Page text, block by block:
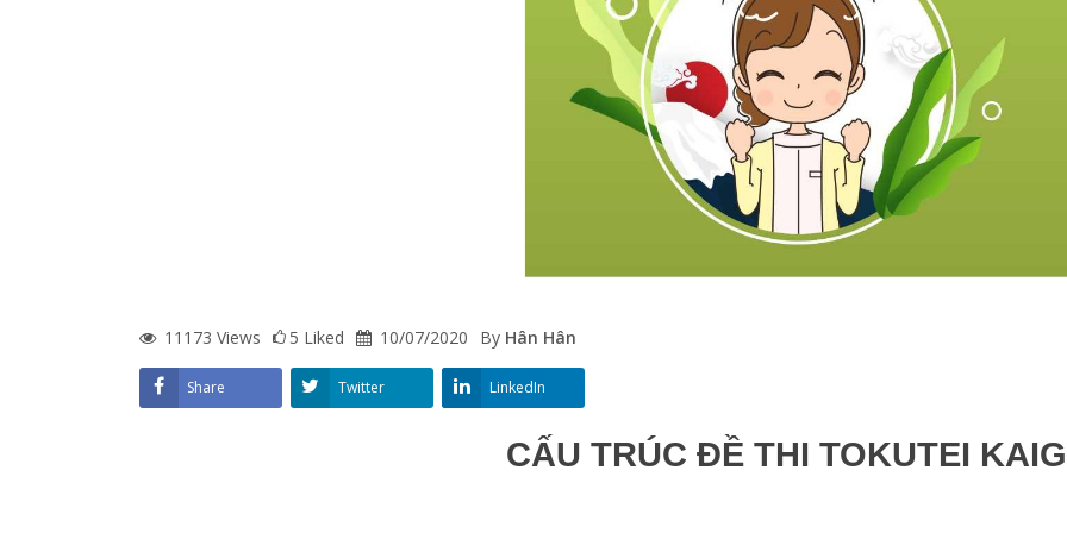
11173 Views 5 Liked 10/07/2020 By Hân Hân
Share Twitter LinkedIn
CẤU TRÚC ĐỀ THI TOKUTEI